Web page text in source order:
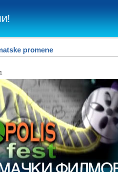
promene